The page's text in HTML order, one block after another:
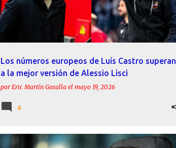
Los números europeos de Luís Castro superan
a la mejor versión de Alessio Lisci
por Eric Martín Gasulla el mayo 19, 2026
4